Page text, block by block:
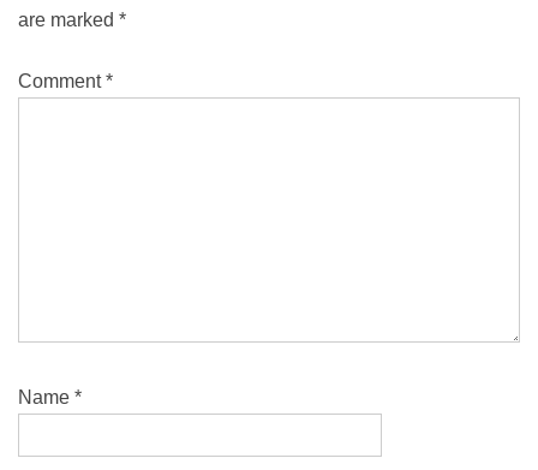
are marked *
Comment*
Name *